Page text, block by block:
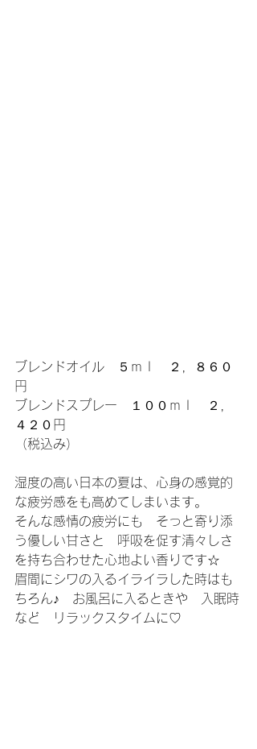
ブレンドオイル　５ｍｌ　２，８６０
円
ブレンドスプレー　１００ｍｌ　２，
４２０円
（税込み）
湿度の高い日本の夏は、心身の感覚的
な疲労感をも高めてしまいます。
そんな感情の疲労にも　そっと寄り添
う優しい甘さと　呼吸を促す清々しさ
を持ち合わせた心地よい香りです☆
眉間にシワの入るイライラした時はも
ちろん♪　お風呂に入るときや　入眠時
など　リラックスタイムに♡